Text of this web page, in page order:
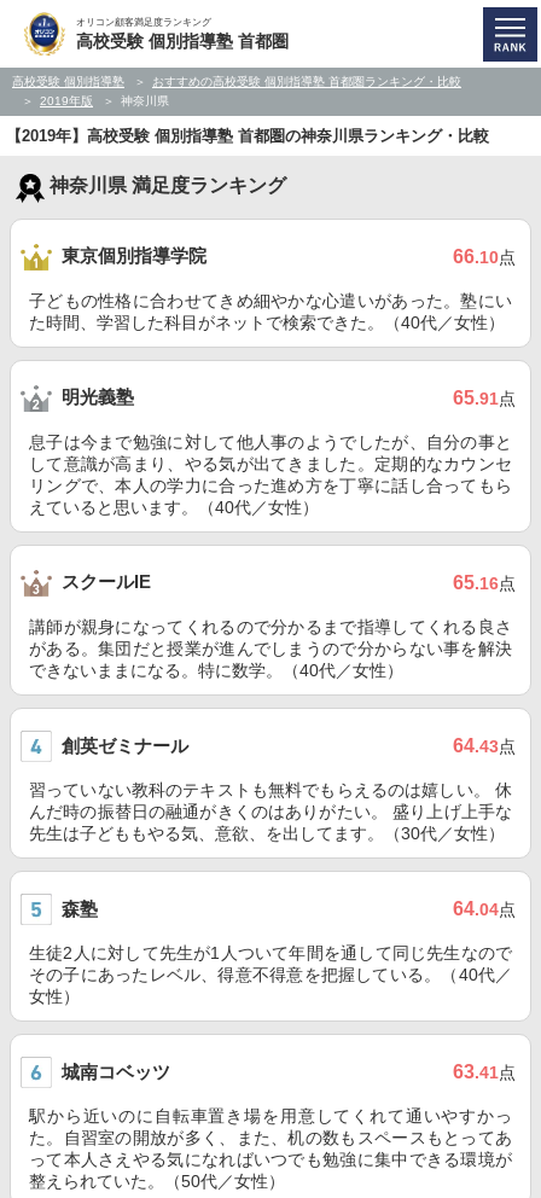
オリコン顧客満足度ランキング
高校受験 個別指導塾 首都圏
高校受験 個別指導塾
おすすめの高校受験 個別指導塾 首都圏ランキング・比較
2019年版
神奈川県
【2019年】高校受験 個別指導塾 首都圏の神奈川県ランキング・比較
神奈川県 満足度ランキング
東京個別指導学院 66.10点
子どもの性格に合わせてきめ細やかな心遣いがあった。塾にい
た時間、学習した科目がネットで検索できた。（40代／女性）
明光義塾 65.91点
息子は今まで勉強に対して他人事のようでしたが、自分の事と
して意識が高まり、やる気が出てきました。定期的なカウンセ
リングで、本人の学力に合った進め方を丁寧に話し合ってもら
えていると思います。（40代／女性）
スクールIE 65.16点
講師が親身になってくれるので分かるまで指導してくれる良さ
がある。集団だと授業が進んでしまうので分からない事を解決
できないままになる。特に数学。（40代／女性）
創英ゼミナール 64.43点
習っていない教科のテキストも無料でもらえるのは嬉しい。 休
んだ時の振替日の融通がきくのはありがたい。 盛り上げ上手な
先生は子どももやる気、意欲、を出してます。（30代／女性）
森塾 64.04点
生徒2人に対して先生が1人ついて年間を通して同じ先生なので
その子にあったレベル、得意不得意を把握している。（40代／
女性）
城南コベッツ 63.41点
駅から近いのに自転車置き場を用意してくれて通いやすかっ
た。自習室の開放が多く、また、机の数もスペースもとってあ
って本人さえやる気になればいつでも勉強に集中できる環境が
整えられていた。（50代／女性）